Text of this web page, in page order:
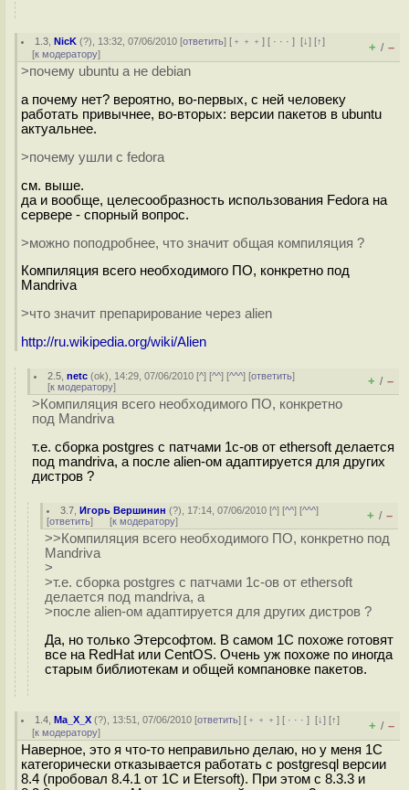
1.3 ,NicK (?), 13:32, 07/06/2010 [ответить] [ ﹢﹢﹢] [ · · ·][↓] [↑]
[к модератору] + / –
>почему ubuntu а не debian
а почему нет? вероятно, во-первых, с ней человеку
работать привычнее, во-вторых: версии пакетов в ubuntu
актуальнее.
>почему ушли с fedora
см. выше.
да и вообще, целесообразность использования Fedora на
сервере - спорный вопрос.
>можно поподробнее, что значит общая компиляция ?
Компиляция всего необходимого ПО, конкретно под
Mandriva
>что значит препарирование через alien
http://ru.wikipedia.org/wiki/Alien
2.5 ,netc (ok), 14:29, 07/06/2010 [^] [^^] [^^^] [ответить]
[к модератору] + / –
>Компиляция всего необходимого ПО, конкретно
под Mandriva
т.е. сборка postgres с патчами 1с-ов от ethersoft делается
под mandriva, а после alien-ом адаптируется для других
дистров ?
3.7 ,Игорь Вершинин (?), 17:14, 07/06/2010 [^] [^^] [^^^]
[ответить] [к модератору] + / –
>>Компиляция всего необходимого ПО, конкретно под
Mandriva
>
>т.е. сборка postgres с патчами 1с-ов от ethersoft
делается под mandriva, а
>после alien-ом адаптируется для других дистров ?
Да, но только Этерсофтом. В самом 1С похоже готовят
все на RedHat или CentOS. Очень уж похоже по иногда
старым библиотекам и общей компановке пакетов.
1.4 ,Ma_X_X (?), 13:51, 07/06/2010 [ответить] [ ﹢﹢﹢] [ · · ·][↓] [↑]
[к модератору] + / –
Наверное, это я что-то неправильно делаю, но у меня 1С
категорически отказывается работать с postgresql версии
8.4 (пробовал 8.4.1 от 1С и Etersoft). При этом с 8.3.3 и